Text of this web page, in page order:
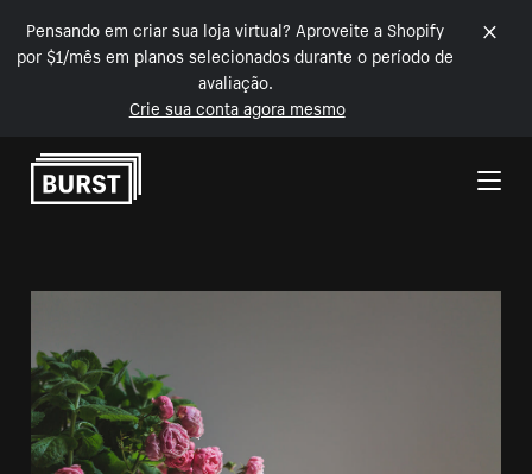
Pensando em criar sua loja virtual? Aproveite a Shopify
por $1/mês em planos selecionados durante o período de
avaliação.
Crie sua conta agora mesmo
Pular para o conteúdo